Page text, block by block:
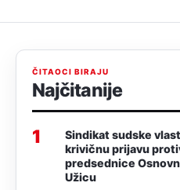
ČITAOCI BIRAJU
Najčitanije
1
Sindikat sudske
krivičnu prijavu
predsednice
Užicu